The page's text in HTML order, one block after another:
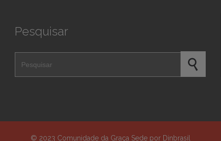
Pesquisar
© 2023 Comunidade da Graça Sede por Dinbrasil